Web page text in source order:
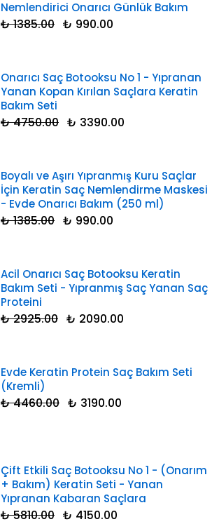
Nemlendirici Onarıcı Günlük Bakım
₺ 1385.00 ₺ 990.00
Onarıcı Saç Botooksu No 1 - Yıpranan
Yanan Kopan Kırılan Saçlara Keratin
Bakım Seti
₺ 4750.00 ₺ 3390.00
Boyalı ve Aşırı Yıpranmış Kuru Saçlar
İçin Keratin Saç Nemlendirme Maskesi
- Evde Onarıcı Bakım (250 ml)
₺ 1385.00 ₺ 990.00
Acil Onarıcı Saç Botooksu Keratin
Bakım Seti - Yıpranmış Saç Yanan Saç
Proteini
₺ 2925.00 ₺ 2090.00
Evde Keratin Protein Saç Bakım Seti
(Kremli)
₺ 4460.00 ₺ 3190.00
Çift Etkili Saç Botooksu No 1 - (Onarım
+ Bakım) Keratin Seti - Yanan
Yıpranan Kabaran Saçlara
₺ 5810.00 ₺ 4150.00